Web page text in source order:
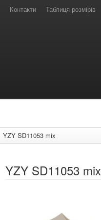
Контакти Таблиця розмірів
YZY SD11053 mix
YZY SD11053 mix